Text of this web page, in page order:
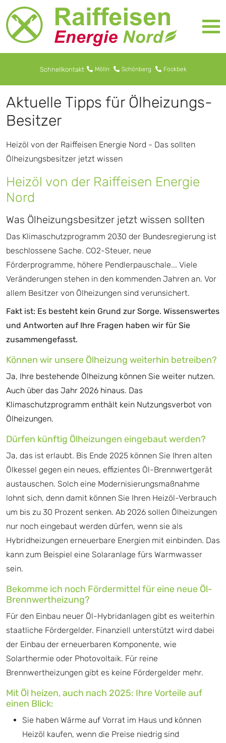
Schnellkontakt Mölln Schönberg Fockbek
Aktuelle Tipps für Ölheizungs-
Besitzer
Heizöl von der Raiffeisen Energie Nord - Das sollten
Ölheizungsbesitzer jetzt wissen
Heizöl von der Raiffeisen Energie
Nord
Was Ölheizungsbesitzer jetzt wissen sollten
Das Klimaschutzprogramm 2030 der Bundesregierung ist
beschlossene Sache. CO2-Steuer, neue
Förderprogramme, höhere Pendlerpauschale... Viele
Veränderungen stehen in den kommenden Jahren an. Vor
allem Besitzer von Ölheizungen sind verunsichert.
Fakt ist: Es besteht kein Grund zur Sorge. Wissenswertes
und Antworten auf Ihre Fragen haben wir für Sie
zusammengefasst.
Können wir unsere Ölheizung weiterhin betreiben?
Ja, Ihre bestehende Ölheizung können Sie weiter nutzen.
Auch über das Jahr 2026 hinaus. Das
Klimaschutzprogramm enthält kein Nutzungsverbot von
Ölheizungen.
Dürfen künftig Ölheizungen eingebaut werden?
Ja, das ist erlaubt. Bis Ende 2025 können Sie Ihren alten
Ölkessel gegen ein neues, effizientes Öl-Brennwertgerät
austauschen. Solch eine Modernisierungsmaßnahme
lohnt sich, denn damit können Sie Ihren Heizöl-Verbrauch
um bis zu 30 Prozent senken. Ab 2026 sollen Ölheizungen
nur noch eingebaut werden dürfen, wenn sie als
Hybridheizungen erneuerbare Energien mit einbinden. Das
kann zum Beispiel eine Solaranlage fürs Warmwasser
sein.
Bekomme ich noch Fördermittel für eine neue Öl-
Brennwertheizung?
Für den Einbau neuer Öl-Hybridanlagen gibt es weiterhin
staatliche Fördergelder. Finanziell unterstützt wird dabei
der Einbau der erneuerbaren Komponente, wie
Solarthermie oder Photovoltaik. Für reine
Brennwertheizungen gibt es keine Fördergelder mehr.
Mit Öl heizen, auch nach 2025: Ihre Vorteile auf
einen Blick:
Sie haben Wärme auf Vorrat im Haus und können
Heizöl kaufen, wenn die Preise niedrig sind